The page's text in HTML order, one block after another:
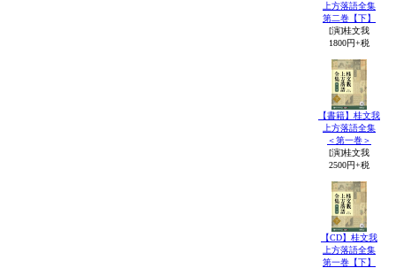
上方落語全集
第二巻【下】
[演]桂文我
1800円+税
【書籍】桂文我
上方落語全集
＜第一巻＞
[演]桂文我
2500円+税
【CD】桂文我
上方落語全集
第一巻【下】